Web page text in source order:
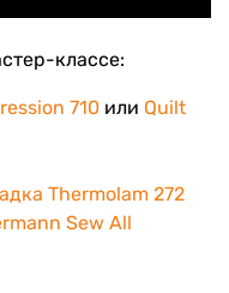
классе:
710 или Quilt
Thermolam 272
Sew All